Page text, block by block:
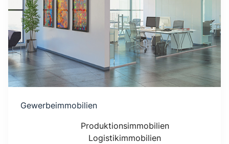
Gewerbeimmobilien
Produktionsimmobilien
Logistikimmobilien